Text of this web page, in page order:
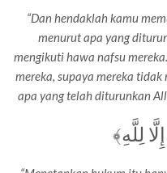
“Dan hendaklah kamu
menurut apa yang
mengikuti hawa nafsu
mereka, supaya mereka
apa yang telah diturunkan
لِلَّهِ﴾